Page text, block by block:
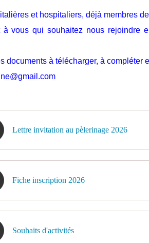
et hospitaliers, déjà membres
à vous qui souhaitez nous rejoindre
documents à télécharger, à compléter
Lettre invitation au pèlerinage 2026
Fiche inscription 2026
Souhaits d'activités